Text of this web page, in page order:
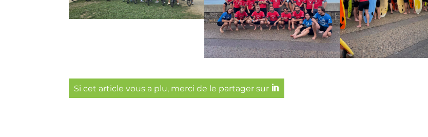
Si cet article vous a plu, merci de le partager sur